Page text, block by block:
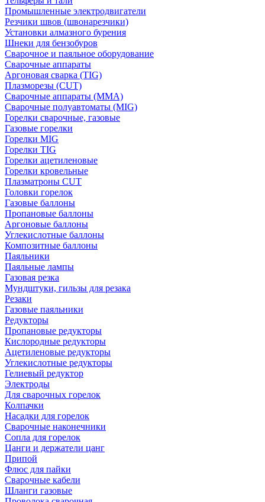
Промышленные электродвигатели
Резчики швов (швонарезчики)
Установки алмазного бурения
Шнеки для бензобуров
Сварочное и паяльное оборудование
Сварочные аппараты
Аргоновая сварка (TIG)
Плазморезы (CUT)
Сварочные аппараты (MMA)
Сварочные полуавтоматы (MIG)
Горелки сварочные, газовые
Газовые горелки
Горелки MIG
Горелки TIG
Горелки ацетиленовые
Горелки кровельные
Плазматроны CUT
Головки горелок
Газовые баллоны
Пропановые баллоны
Аргоновые баллоны
Углекислотные баллоны
Композитные баллоны
Паяльники
Паяльные лампы
Газовая резка
Мундштуки, гильзы для резака
Резаки
Газовые паяльники
Редукторы
Пропановые редукторы
Кислородные редукторы
Ацетиленовые редукторы
Углекислотные редукторы
Гелиевый редуктор
Электроды
Для сварочных горелок
Колпачки
Насадки для горелок
Сварочные наконечники
Сопла для горелок
Цанги и держатели цанг
Припой
Флюс для пайки
Сварочные кабели
Шланги газовые